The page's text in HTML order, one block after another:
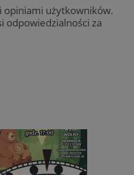
użytkowników.
odpowiedzialności za